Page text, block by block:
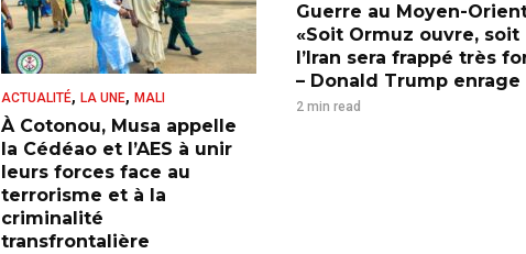
ACTUALITÉ, LA UNE, MALI
À Cotonou, Musa appelle
la Cédéao et l’AES à unir
leurs forces face au
terrorisme et à la
criminalité
transfrontalière
Guerre au Moyen-
«Soit Ormuz ouvre, soit
l’Iran sera frappé très
– Donald Trump enrage
2 min read